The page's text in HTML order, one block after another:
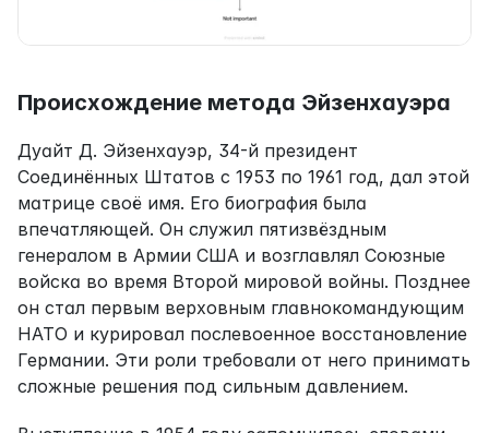
Происхождение метода Эйзенхауэра
Дуайт Д. Эйзенхауэр, 34-й президент
Соединённых Штатов с 1953 по 1961 год, дал этой
матрице своё имя. Его биография была
впечатляющей. Он служил пятизвёздным
генералом в Армии США и возглавлял Союзные
войска во время Второй мировой войны. Позднее
он стал первым верховным главнокомандующим
НАТО и курировал послевоенное восстановление
Германии. Эти роли требовали от него принимать
сложные решения под сильным давлением.